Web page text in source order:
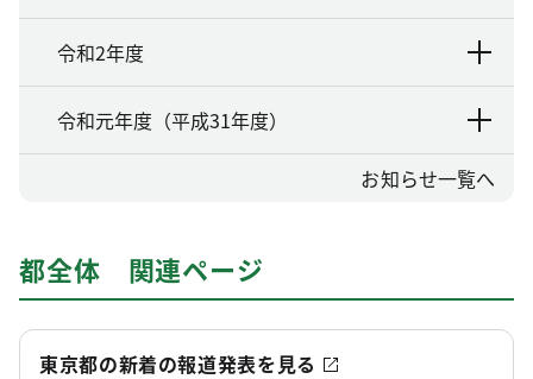
令和2年度
令和元年度（平成31年度）
お知らせ一覧へ
都全体 関連ページ
東京都の新着の報道発表を見る